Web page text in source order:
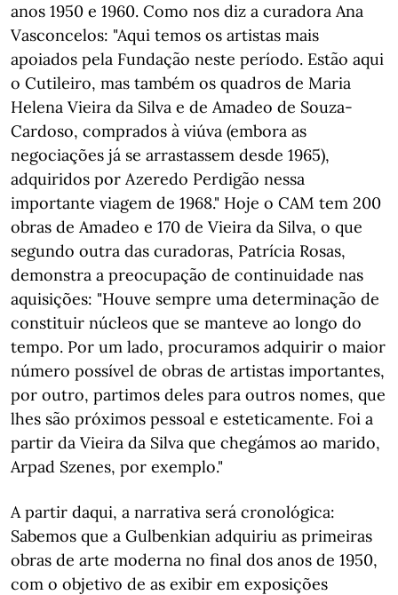
anos 1950 e 1960. Como nos diz a curadora Ana
Vasconcelos: "Aqui temos os artistas mais
apoiados pela Fundação neste período. Estão aqui
o Cutileiro, mas também os quadros de Maria
Helena Vieira da Silva e de Amadeo de Souza-
Cardoso, comprados à viúva (embora as
negociações já se arrastassem desde 1965),
adquiridos por Azeredo Perdigão nessa
importante viagem de 1968." Hoje o CAM tem 200
obras de Amadeo e 170 de Vieira da Silva, o que
segundo outra das curadoras, Patrícia Rosas,
demonstra a preocupação de continuidade nas
aquisições: "Houve sempre uma determinação de
constituir núcleos que se manteve ao longo do
tempo. Por um lado, procuramos adquirir o maior
número possível de obras de artistas importantes,
por outro, partimos deles para outros nomes, que
lhes são próximos pessoal e esteticamente. Foi a
partir da Vieira da Silva que chegámos ao marido,
Arpad Szenes, por exemplo."
A partir daqui, a narrativa será cronológica:
Sabemos que a Gulbenkian adquiriu as primeiras
obras de arte moderna no final dos anos de 1950,
com o objetivo de as exibir em exposições